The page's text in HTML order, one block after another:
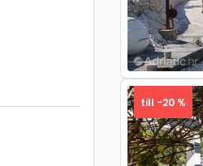
till -20 %